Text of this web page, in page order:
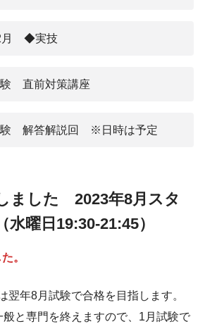
月 ◆実技
直前対策講座
解答解説回 ※日時は予定
ました 2023年8月スタ
水曜日19:30-21:45）
。
翌年8月試験で合格を目指します。
と専門を終えますので、1月試験で